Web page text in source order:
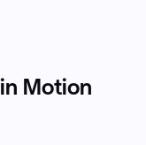
Motion